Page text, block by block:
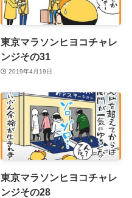
東京マラソンヒヨコチャレ
ンジその31
2019年4月19日
東京マラソンヒヨコチャレ
ンジその28